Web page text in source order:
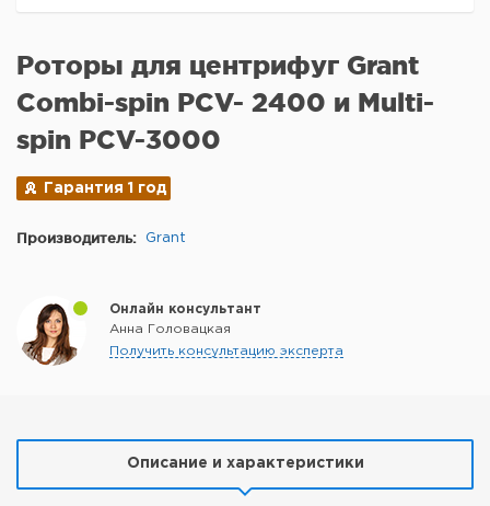
Роторы для центрифуг Grant
Combi-spin PCV- 2400 и Multi-
spin PCV-3000
Гарантия 1 год
Производитель: Grant
Онлайн консультант
Анна Головацкая
Получить консультацию эксперта
Описание и характеристики